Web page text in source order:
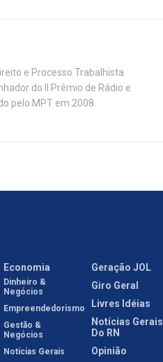
e Processo Trabalhista.
do II Prêmio de Rádio e
pelo MPT em 2008.
Economia
Dinheiro &
Negócios
Empreendedorismo
Gestão &
Negócios
Notícias Gerais
Geração JOL
Giro Geral
Livres Idéias
Notícias Gerais
Do RN
Opinião